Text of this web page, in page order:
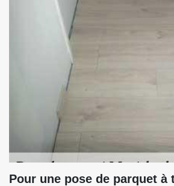
Pour une pose de parquet à